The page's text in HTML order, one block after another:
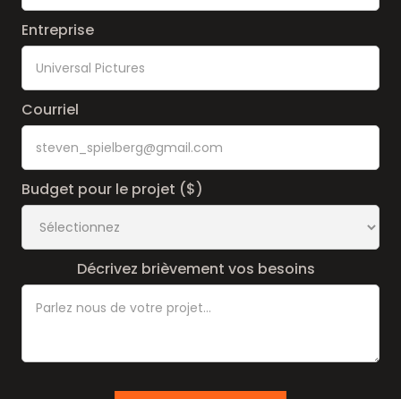
ACCUEIL
À PROPOS
SERVICES
RÉALISATIONS
CONTENU RÉSEAUX
SOCIAUX
Entreprise
Courriel
Budget pour le projet ($)
Décrivez brièvement vos besoins